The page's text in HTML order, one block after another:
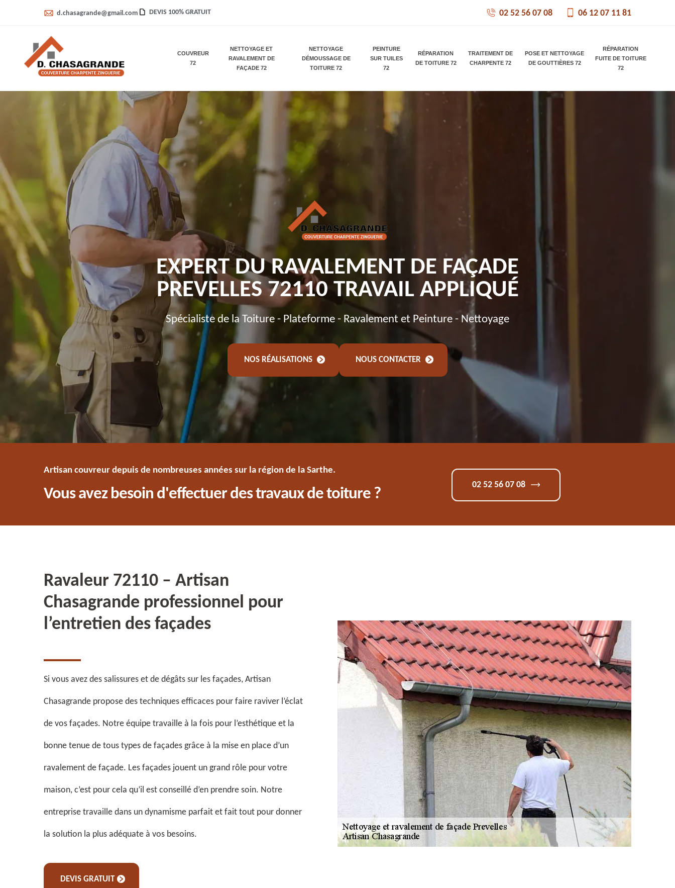
d.chasagrande@gmail.com DEVIS 100% GRATUIT 02 52 56 07 08 06 12 07 11 81
COUVREUR
72
NETTOYAGE ET
RAVALEMENT DE
FAÇADE 72
NETTOYAGE
DÉMOUSSAGE DE
TOITURE 72
PEINTURE
SUR TUILES
72
RÉPARATION
DE TOITURE 72
TRAITEMENT DE
CHARPENTE 72
POSE ET NETTOYAGE
DE GOUTTIÈRES 72
RÉPARATION
FUITE DE TOITURE
72
EXPERT DU RAVALEMENT DE FAÇADE
PREVELLES 72110 TRAVAIL APPLIQUÉ
Spécialiste de la Toiture - Plateforme - Ravalement et Peinture - Nettoyage
NOS RÉALISATIONS NOUS CONTACTER
Artisan couvreur depuis de nombreuses années sur la région de la Sarthe.
Vous avez besoin d'effectuer des travaux de toiture ?
02 52 56 07 08
Ravaleur 72110 – Artisan
Chasagrande professionnel pour
l’entretien des façades
Si vous avez des salissures et de dégâts sur les façades, Artisan
Chasagrande propose des techniques efficaces pour faire raviver l’éclat
de vos façades. Notre équipe travaille à la fois pour l’esthétique et la
bonne tenue de tous types de façades grâce à la mise en place d’un
ravalement de façade. Les façades jouent un grand rôle pour votre
maison, c’est pour cela qu’il est conseillé d’en prendre soin. Notre
entreprise travaille dans un dynamisme parfait et fait tout pour donner
la solution la plus adéquate à vos besoins.
DEVIS GRATUIT